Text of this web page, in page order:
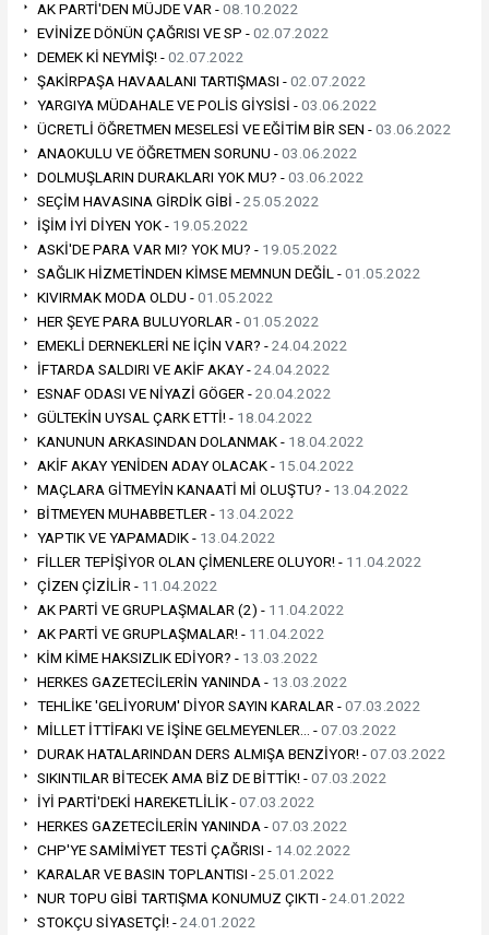
AK PARTİ'DEN MÜJDE VAR -08.10.2022
EVİNİZE DÖNÜN ÇAĞRISI VE SP -02.07.2022
DEMEK Kİ NEYMİŞ! -02.07.2022
ŞAKİRPAŞA HAVAALANI TARTIŞMASI -02.07.2022
YARGIYA MÜDAHALE VE POLİS GİYSİSİ -03.06.2022
ÜCRETLİ ÖĞRETMEN MESELESİ VE EĞİTİM BİR SEN -03.06.2022
ANAOKULU VE ÖĞRETMEN SORUNU -03.06.2022
DOLMUŞLARIN DURAKLARI YOK MU? -03.06.2022
SEÇİM HAVASINA GİRDİK GİBİ -25.05.2022
İŞİM İYİ DİYEN YOK - 19.05.2022
ASKİ'DE PARA VAR MI? YOK MU? - 19.05.2022
SAĞLIK HİZMETİNDEN KİMSE MEMNUN DEĞİL -01.05.2022
KIVIRMAK MODA OLDU -01.05.2022
HER ŞEYE PARA BULUYORLAR -01.05.2022
EMEKLİ DERNEKLERİ NE İÇİN VAR? -24.04.2022
İFTARDA SALDIRI VE AKİF AKAY -24.04.2022
ESNAF ODASI VE NİYAZİ GÖGER -20.04.2022
GÜLTEKİN UYSAL ÇARK ETTİ! - 18.04.2022
KANUNUN ARKASINDAN DOLANMAK - 18.04.2022
AKİF AKAY YENİDEN ADAY OLACAK - 15.04.2022
MAÇLARA GİTMEYİN KANAATİ Mİ OLUŞTU? - 13.04.2022
BİTMEYEN MUHABBETLER - 13.04.2022
YAPTIK VE YAPAMADIK - 13.04.2022
FİLLER TEPİŞİYOR OLAN ÇİMENLERE OLUYOR! - 11.04.2022
ÇİZEN ÇİZİLİR - 11.04.2022
AK PARTİ VE GRUPLAŞMALAR (2) - 11.04.2022
AK PARTİ VE GRUPLAŞMALAR! - 11.04.2022
KİM KİME HAKSIZLIK EDİYOR? - 13.03.2022
HERKES GAZETECİLERİN YANINDA - 13.03.2022
TEHLİKE 'GELİYORUM' DİYOR SAYIN KARALAR -07.03.2022
MİLLET İTTİFAKI VE İŞİNE GELMEYENLER… -07.03.2022
DURAK HATALARINDAN DERS ALMIŞA BENZİYOR! -07.03.2022
SIKINTILAR BİTECEK AMA BİZ DE BİTTİK! -07.03.2022
İYİ PARTİ'DEKİ HAREKETLİLİK -07.03.2022
HERKES GAZETECİLERİN YANINDA -07.03.2022
CHP'YE SAMİMİYET TESTİ ÇAĞRISI - 14.02.2022
KARALAR VE BASIN TOPLANTISI -25.01.2022
NUR TOPU GİBİ TARTIŞMA KONUMUZ ÇIKTI -24.01.2022
STOKÇU SİYASETÇİ! -24.01.2022